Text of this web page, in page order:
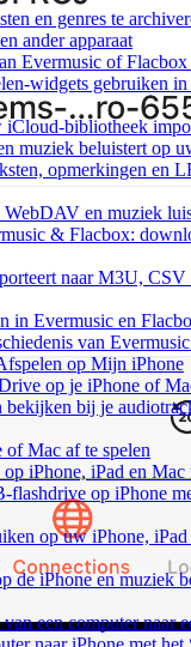
en genres te
ander apparaat
Evermusic of
widgets gebruiken
bibliotheek
muziek beluistert op
opmerkingen en
en muziek
& Flacbox:
naar M3U,
in Evermusic en
van
op Mijn iPhone
op je iPhone of
bij je
Mac af te spelen
iPhone, iPad en
flashdrive op iPhone
op uw iPhone,
de iPhone en muziek
een computer naar